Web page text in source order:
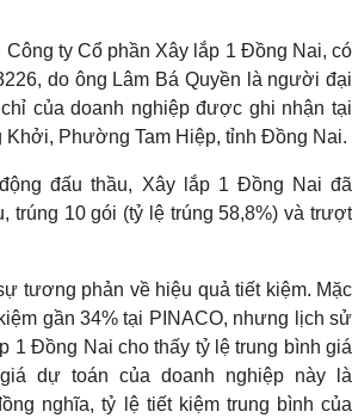
Công ty Cổ phần Xây lắp 1 Đồng Nai, có
do ông Lâm Bá Quyền là người đại
của doanh nghiệp được ghi nhận tại
Phường Tam Hiệp, tỉnh Đồng Nai.
đấu thầu, Xây lắp 1 Đồng Nai đã
trúng 10 gói (tỷ lệ trúng 58,8%) và trượt
tương phản về hiệu quả tiết kiệm. Mặc
gần 34% tại PINACO, nhưng lịch sử
1 Đồng Nai cho thấy tỷ lệ trung bình giá
dự toán của doanh nghiệp này là
nghĩa, tỷ lệ tiết kiệm trung bình của